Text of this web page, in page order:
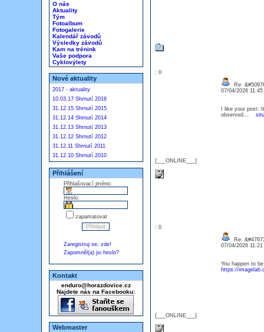
O nás
Aktuality
Tým
Fotoalbum
Fotogalerie
Kalendář závodů
Výsledky závodů
Kam na trénink
Vaše podpora
Cyklovýlety
Nové aktuality
2017 - aktuality
10.03.17 Shrnutí 2016
31.12.15 Shrnutí 2015
31.12.14 Shrnutí 2014
31.12.13 Shrnutí 2013
31.12.12 Shrnutí 2012
31.12.11 Shrnutí 2011
31.12.10 Shrnutí 2010
Přihlášení
Přihlašovací jméno:
Heslo:
zapamatovat
Zaregistruj se, zde!
Zapomněl(a) jsi heslo?
Kontakt
enduro@horazdovice.cz
Najdete nás na Facebooku:
Webmaster
: 0
{___ONLINE___}
Re:
07/04/2026
I like your post.
observed...
: 0
{___ONLINE___}
Re:
07/04/2026
You happen to
https://